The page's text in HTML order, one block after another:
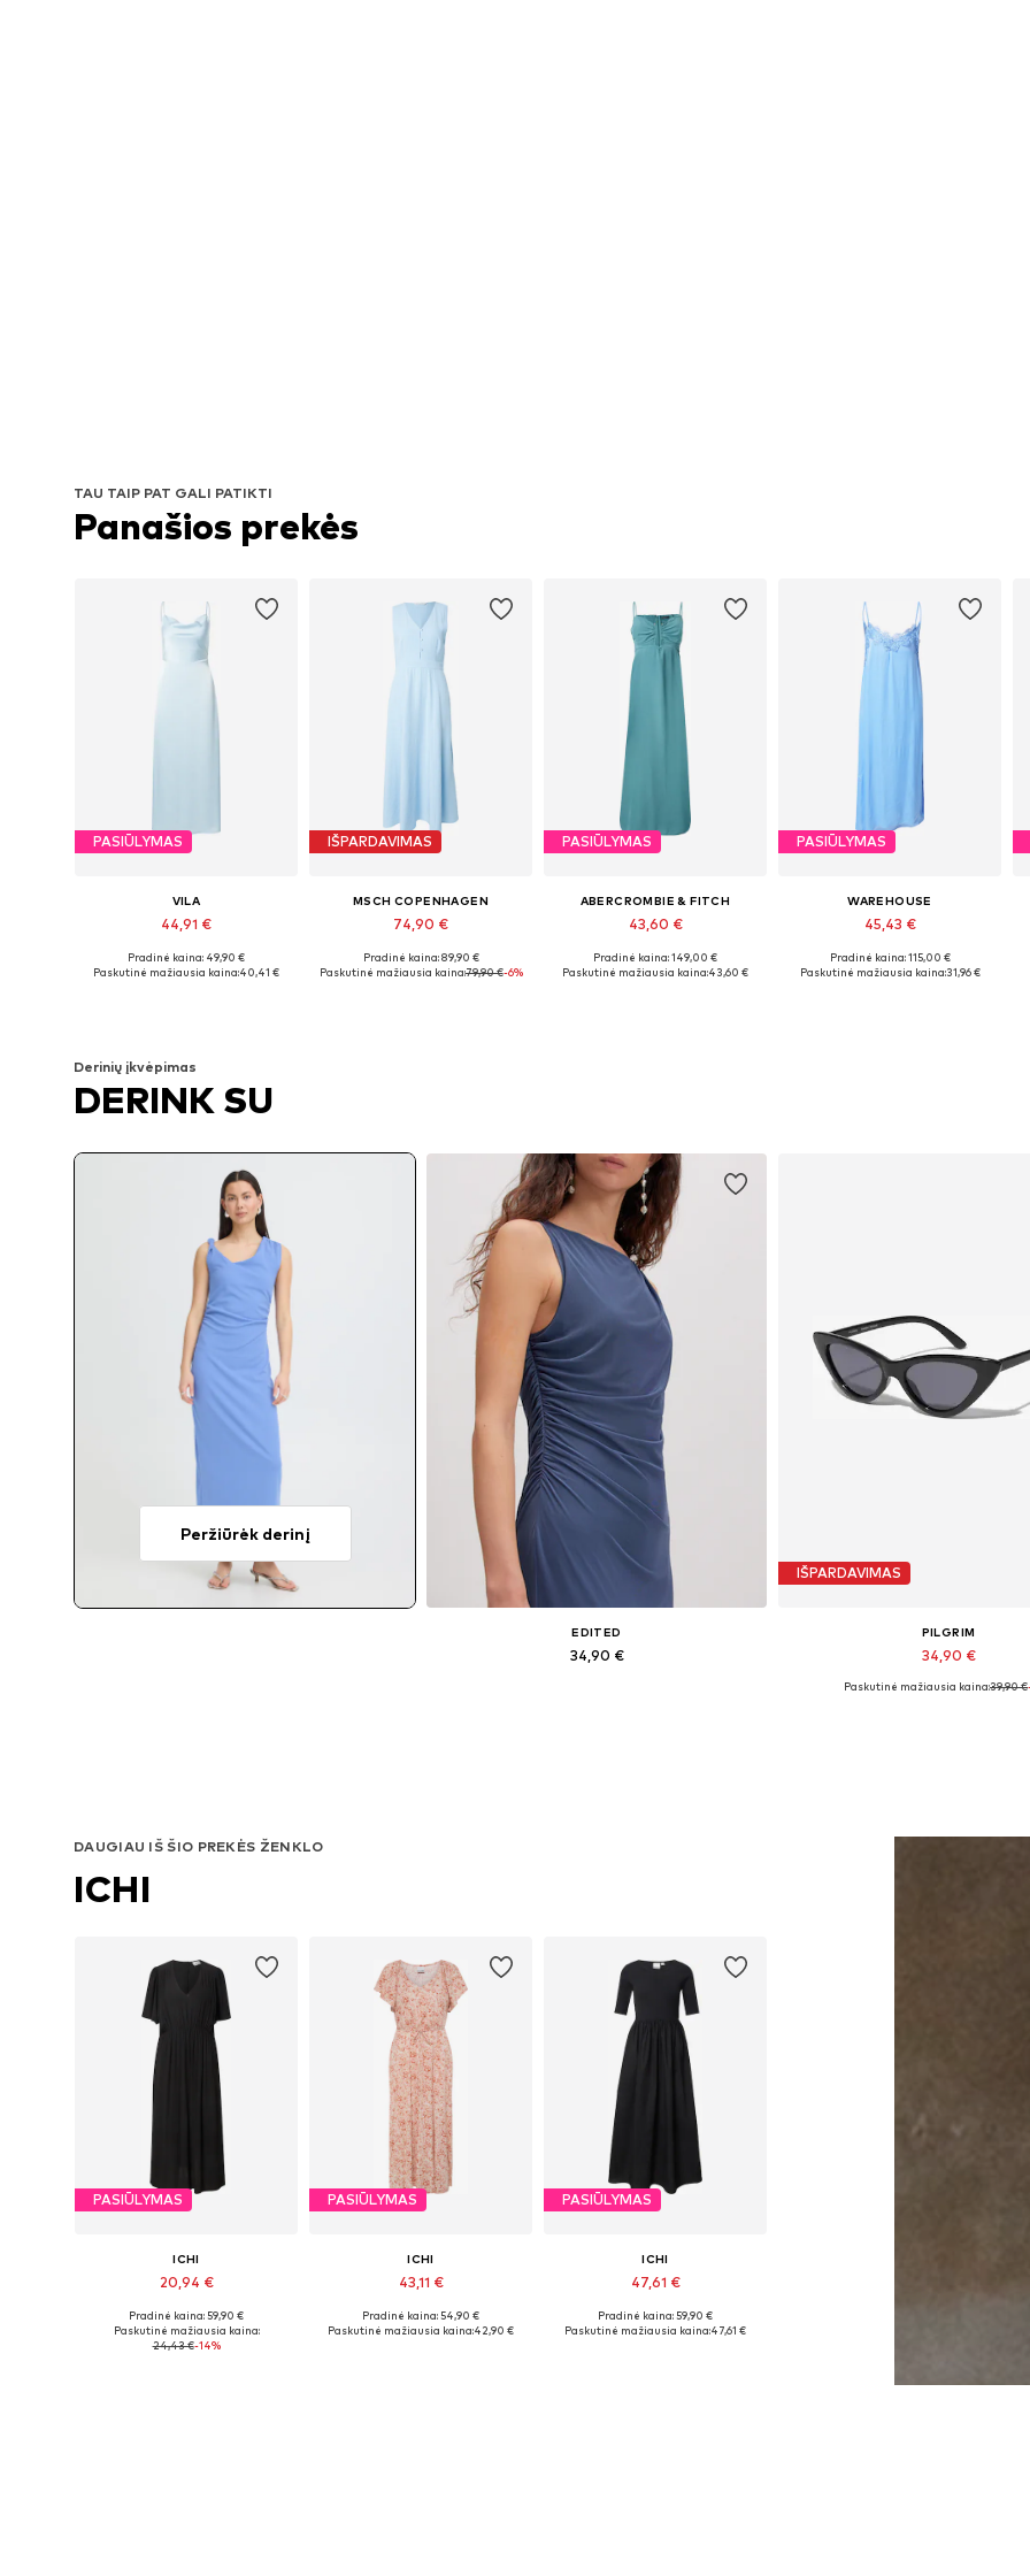
TAU TAIP PAT GALI PATIKTI
Panašios prekės
PASIŪLYMAS
VILA
44,91 €
Pradinė kaina: 49,90 €
Paskutinė mažiausia kaina:40,41 €
IŠPARDAVIMAS
MSCH COPENHAGEN
74,90 €
Galimi dydžiai: 34, 36, 38, 40
Pradinė kaina: 89,90 €
Paskutinė mažiausia kaina:79,90 €-6%
PASIŪLYMAS
ABERCROMBIE & FITCH
43,60 €
Galimi dydžiai: 34, 36, 38, 40, 42
Pradinė kaina: 149,00 €
Paskutinė mažiausia kaina:43,60 €
PASIŪLYMAS
WAREHOUSE
45,43 €
Galimi dydžiai: 36, 40, 42
Pradinė kaina: 115,00 €
Paskutinė mažiausia kaina:31,96 €
Derinių įkvėpimas
DERINK SU
Peržiūrėk derinį
EDITED
34,90 €
IŠPARDAVIMAS
PILGRIM
34,90 €
Galimi dydžiai: One Size
Paskutinė mažiausia kaina:39,90 €
DAUGIAU IŠ ŠIO PREKĖS ŽENKLO
ICHI
PASIŪLYMAS
ICHI
20,94 €
Galimi dydžiai: 34, 36, 38
Į krepšelį
Pradinė kaina: 59,90 €
Paskutinė mažiausia kaina:
24,43 €-14%
PASIŪLYMAS
ICHI
43,11 €
Galimi dydžiai: 36, 40
Pradinė kaina: 54,90 €
Paskutinė mažiausia kaina:42,90 €
PASIŪLYMAS
ICHI
47,61 €
Galimi dydžiai: 36, 40
Pradinė kaina: 59,90 €
Paskutinė mažiausia kaina:47,61 €